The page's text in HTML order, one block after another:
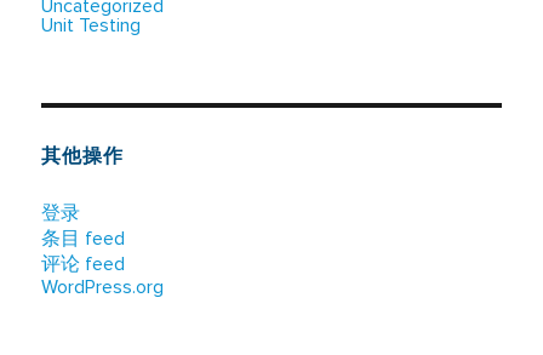
Uncategorized
Unit Testing
其他操作
登录
条目 feed
评论 feed
WordPress.org